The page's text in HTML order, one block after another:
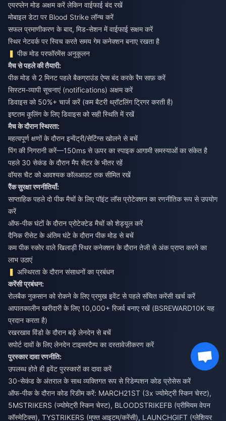
एयरप्लेन मोड अक्षम करें लेकिन वाईफाई बंद रखें
मोबाइल डेटा पर Blood Strike लॉन्च करें
सफल प्रमाणीकरण के बाद, मिड-सेशन में वाईफाई सक्षम करें
स्थिर नेटवर्क पर स्विच करते समय गेम कनेक्शन बनाए रखता है
पीक मोड परफॉरमेंस अनुकूलन
मैच से पहले की तैयारी:
पीक मोड से 2 मिनट पहले बैकग्राउंड ऐप्स बंद करके रैम साफ़ करें
सिस्टम-व्यापी सूचनाएं (notifications) अक्षम करें
डिवाइस को 50%+ चार्ज करें (कम बैटरी थ्रॉटलिंग ट्रिगर करती है)
इष्टतम कूलिंग के लिए डिवाइस को सही स्थिति में रखें
मैच के दौरान स्थिरता:
महत्वपूर्ण क्षणों के दौरान इन्वेंट्री/सेटिंग्स खोलने से बचें
पिंग की निगरानी करें—150ms से ऊपर का स्पाइक आगामी समस्याओं का संकेत है
पहले 30 सेकंड के दौरान मैप सेंटर के भीतर रहें
वॉयस चैट को आवश्यक कॉलआउट तक सीमित रखें
रैंक सुरक्षा रणनीतियाँ:
साप्ताहिक पहले दो पीक मैचों के लिए पॉइंट लॉस प्रोटेक्शन का रणनीतिक रूप से उपयोग
करें
ऑफ-पीक घंटों के दौरान प्रोटेक्टेड मैचों को शेड्यूल करें
दैनिक रीसेट के अंतिम घंटे के दौरान पीक मोड से बचें
कम पीक स्कोर वाले खिलाड़ी स्थिर कनेक्शन के दौरान तेजी से अंक प्राप्त करने का
लाभ उठाएं
अस्थिरता के दौरान संसाधनों का प्रबंधन
करेंसी प्रबंधन:
रोलबैक नुकसान को रोकने के लिए प्रमुख इवेंट से पहले संचित करेंसी खर्च करें
आपातकालीन खरीदारी के लिए 10,000+ रिजर्व बनाए रखें (BSREWARD10K यह
प्रदान करता है)
रखरखाव विंडो के दौरान बड़े लेनदेन से बचें
सपोर्ट दावों के लिए लेनदेन टाइमस्टैम्प का दस्तावेजीकरण करें
पुरस्कार दावा रणनीति:
उपलब्ध होते ही इवेंट पुरस्कारों का दावा करें
30-सेकंड के अंतराल के साथ व्यक्तिगत रूप से रिडेम्पशन कोड प्रोसेस करें
ऑफ-पीक के दौरान कोड रिडीम करें: MARCH21ST (3x ज्योमेट्री स्किन चेस्ट),
5MSTRIKERS (ज्योमेट्री स्किन चेस्ट), BLOODSTRIKEFB (प्रीमियम वेपन
कॉस्मेटिक्स), TYSTRIKERS (मुफ्त आइटम/करेंसी), LAUNCHGIFT (ग्लेशियर